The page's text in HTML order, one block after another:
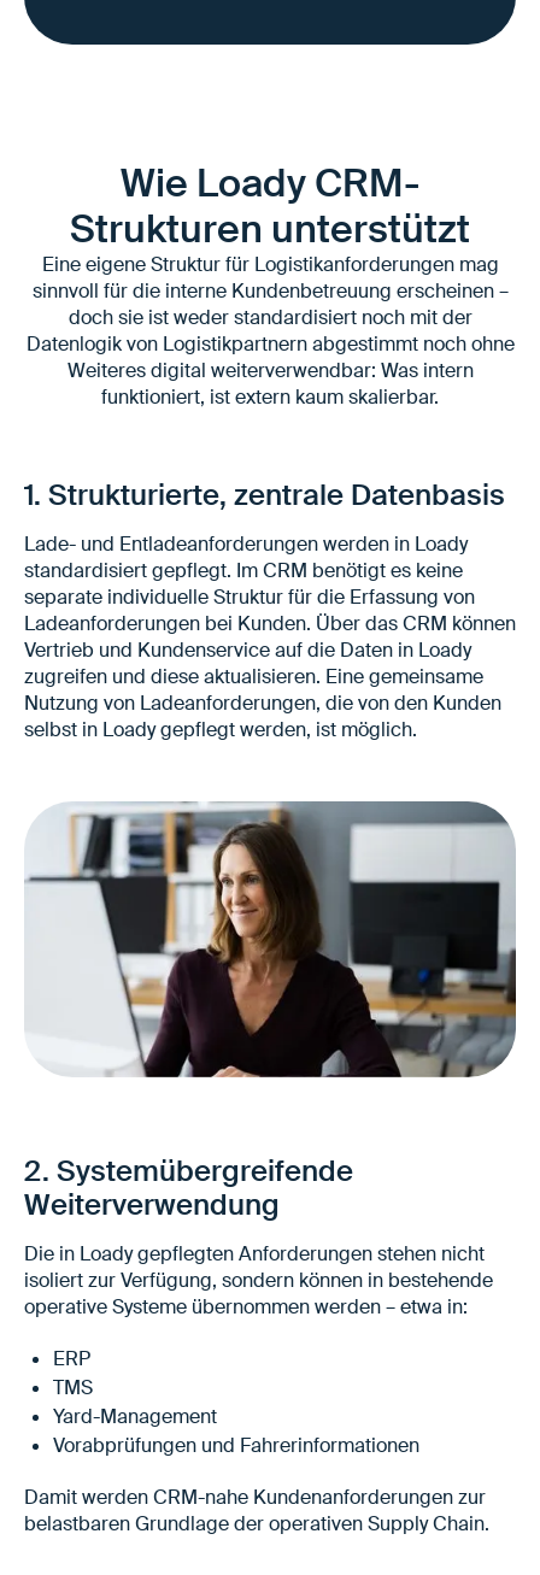
Wie Loady CRM-
Strukturen unterstützt
Eine eigene Struktur für Logistikanforderungen mag
sinnvoll für die interne Kundenbetreuung erscheinen –
doch sie ist weder standardisiert noch mit der
Datenlogik von Logistikpartnern abgestimmt noch ohne
Weiteres digital weiterverwendbar: Was intern
funktioniert, ist extern kaum skalierbar.
1. Strukturierte, zentrale Datenbasis
Lade- und Entladeanforderungen werden in Loady
standardisiert gepflegt. Im CRM benötigt es keine
separate individuelle Struktur für die Erfassung von
Ladeanforderungen bei Kunden. Über das CRM können
Vertrieb und Kundenservice auf die Daten in Loady
zugreifen und diese aktualisieren. Eine gemeinsame
Nutzung von Ladeanforderungen, die von den Kunden
selbst in Loady gepflegt werden, ist möglich.
‍Keine dauerhafte Pflege durch Vertrieb oder
Customer Service
Höhere Datenqualität
2. Systemübergreifende
Weiterverwendung
Die in Loady gepflegten Anforderungen stehen nicht
isoliert zur Verfügung, sondern können in bestehende
operative Systeme übernommen werden – etwa in:
ERP
TMS
Yard-Management
Vorabprüfungen und Fahrerinformationen
Damit werden CRM-nahe Kundenanforderungen zur
belastbaren Grundlage der operativen Supply Chain.